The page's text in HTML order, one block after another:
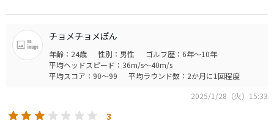
その分、ウェッジのように色々操作しやすいし、ラブからの抜け
も良いです。
打感は良いです。
クロモリの5～7Iも、他社の軟鉄鍛造と変わらないかそれ以上の
軟らかさですが、どこに当たっても軟らかいので「打感がぼやけ
る」と感じる人もいるかも。
チョメチョメぽん
年齢：24歳 性別：男性
ゴルフ歴：6年～10年
平均ヘッドスピード：36m/s～40m/s
平均スコア：90～99
平均ラウンド数：2か月に1回程度
2025/1/28（火）15:33
3